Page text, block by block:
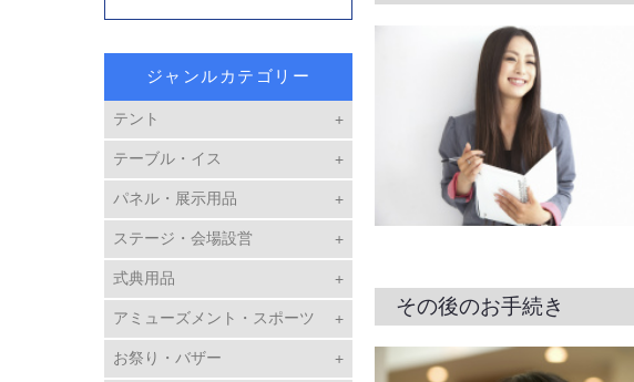
ジャンルカテゴリー
テント
テーブル・イス
パネル・展示用品
ステージ・会場設営
式典用品
アミューズメント・スポーツ
お祭り・バザー
その後のお手続き